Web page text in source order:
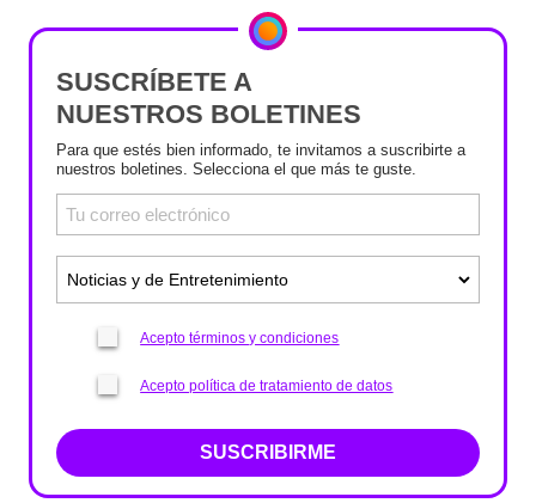
SUSCRÍBETE A
NUESTROS BOLETINES
Para que estés bien informado, te invitamos a suscribirte a
nuestros boletines. Selecciona el que más te guste.
Acepto términos y condiciones
Acepto política de tratamiento de datos
SUSCRIBIRME